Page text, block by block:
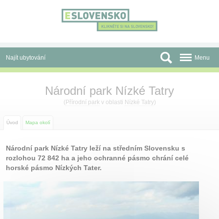
Najít ubytování
Autobusové zájezdy
Před cestou
Menu
Národní park Nízké Tatry
( Přírodní parkv oblasti Nízké Tatry)
Úvod Mapa okolí
Národní park Nízké Tatry leží na středním Slovensku s
rozlohou 72 842 ha a jeho ochranné pásmo chrání celé
horské pásmo Nízkých Tater.